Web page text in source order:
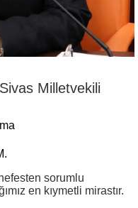
Milletvekili
sorumlu
en kıymetli mirastır.